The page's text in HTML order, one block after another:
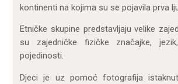
kontinenti na kojima su se pojavila prva
Etničke skupine predstavljaju velike
su zajedničke fizičke značajke,
pojedinosti.
Djeci je uz pomoć fotografija